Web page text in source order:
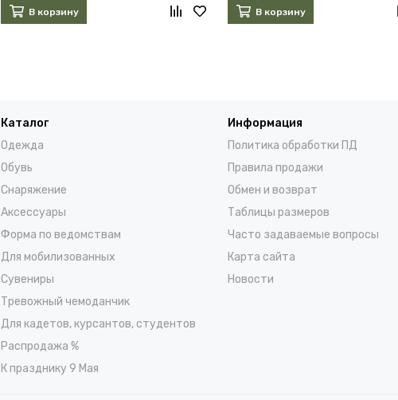
В корзину В корзину
Каталог
Одежда
Обувь
Снаряжение
Аксессуары
Форма по ведомствам
Для мобилизованных
Сувениры
Тревожный чемоданчик
Для кадетов, курсантов, студентов
Распродажа %
К празднику 9 Мая
Информация
Политика обработки ПД
Правила продажи
Обмен и возврат
Таблицы размеров
Часто задаваемые вопросы
Карта сайта
Новости